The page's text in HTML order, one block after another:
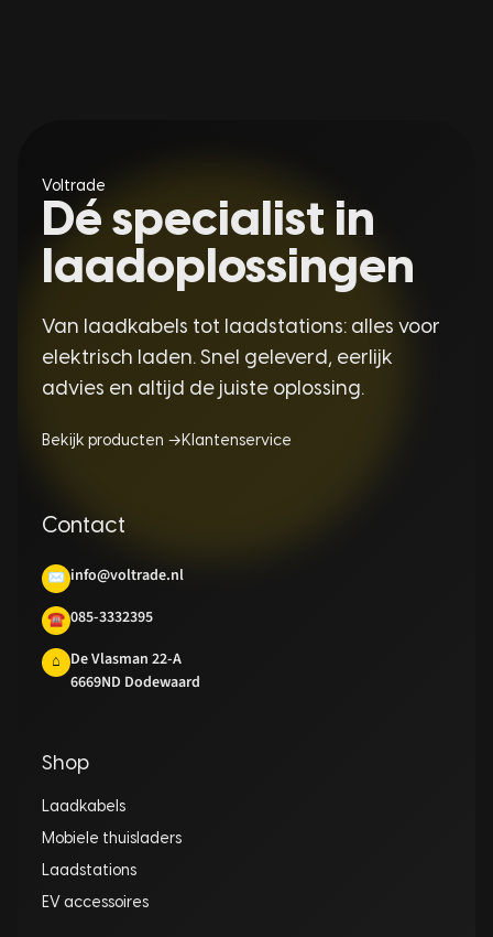
Voltrade
Dé specialist in
laadoplossingen
Van laadkabels tot laadstations: alles voor
elektrisch laden. Snel geleverd, eerlijk
advies en altijd de juiste oplossing.
Bekijk producten → Klantenservice
Contact
✉ info@voltrade.nl
☎ 085-3332395
⌂
De Vlasman 22-A
6669ND Dodewaard
Shop
Laadkabels
Mobiele thuisladers
Laadstations
EV accessoires